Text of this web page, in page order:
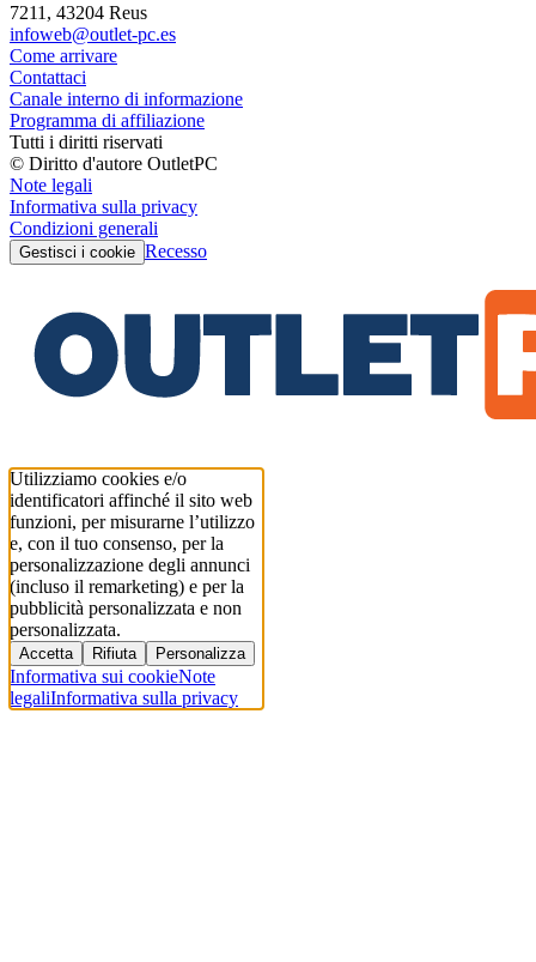
7211, 43204 Reus
infoweb@outlet-pc.es
Come arrivare
Contattaci
Canale interno di informazione
Programma di affiliazione
Tutti i diritti riservati
© Diritto d'autore OutletPC
Note legali
Informativa sulla privacy
Condizioni generali
Gestisci i cookie Recesso
Utilizziamo cookies e/o
identificatori affinché il sito web
funzioni, per misurarne l’utilizzo
e, con il tuo consenso, per la
personalizzazione degli annunci
(incluso il remarketing) e per la
pubblicità personalizzata e non
personalizzata.
Accetta Rifiuta Personalizza
Informativa sui cookieNote
legaliInformativa sulla privacy